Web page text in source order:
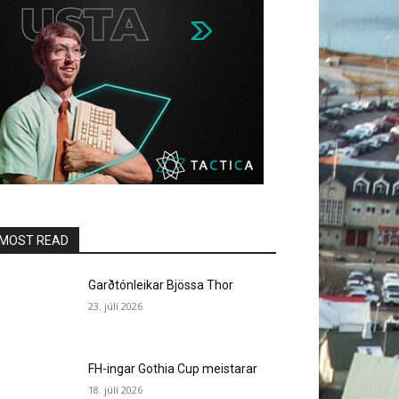
READ
Garðtónleikar Bjössa Thor
23. júlí 2026
FH-ingar Gothia Cup meistarar
18. júlí 2026